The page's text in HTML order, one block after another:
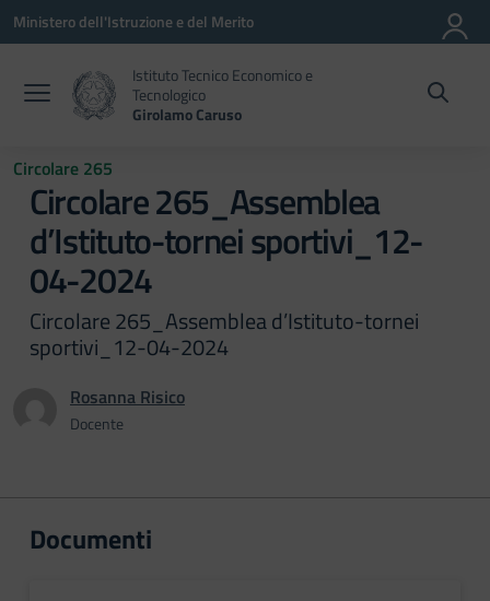
Vai ai contenuti
Vai al menu di navigazione
Vai al footer
Ministero dell'Istruzione e del Merito
Istituto Tecnico Economico e
Tecnologico
Girolamo Caruso
Circolare 265
Circolare 265_Assemblea
d’Istituto-tornei sportivi_12-
04-2024
Circolare 265_Assemblea d’Istituto-tornei
sportivi_12-04-2024
Rosanna Risico
Docente
Documenti